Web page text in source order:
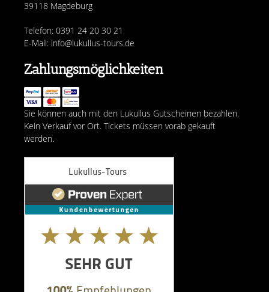
39118 Magdeburg
Telefon: 0391 24 20 30 21
E-Mail: info@lukullus-tours.de
Zahlungsmöglichkeiten
Sie können auch mit den Lukullus Gutscheinen bezahlen.
Kein Verkauf vor Ort. Tickets müssen vorab gekauft
werden.